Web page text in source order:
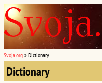
Svoja.org » Dictionary
Dictionary